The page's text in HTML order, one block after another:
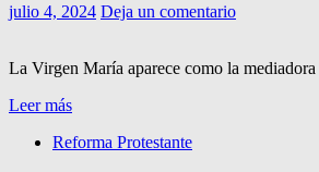
julio 4, 2024 Deja un comentario
La Virgen María aparece como la
Leer más
Reforma Protestante